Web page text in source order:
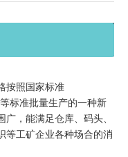
照国家标准
标准批量生产的一种新
，能满足仓库、码头、
等工矿企业各种场合的消